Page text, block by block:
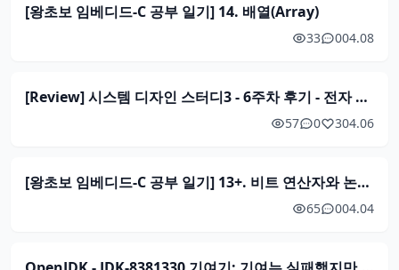
[왕초보 임베디드-C 공부 일기] 14. 배열(Array)
33 004.08
[Review] 시스템 디자인 스터디3 - 6주차 후기 - 전자 지갑 시스템 디자인
57 0 304.06
[왕초보 임베디드-C 공부 일기] 13+. 비트 연산자와 논리 회로
65 004.04